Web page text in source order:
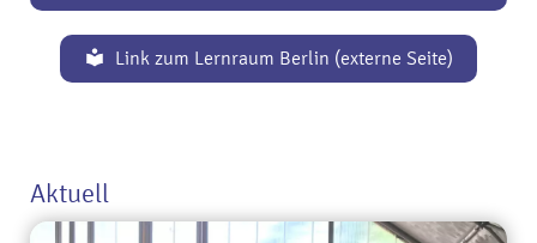
Link zum Lernraum Berlin (externe Seite)
Aktuell